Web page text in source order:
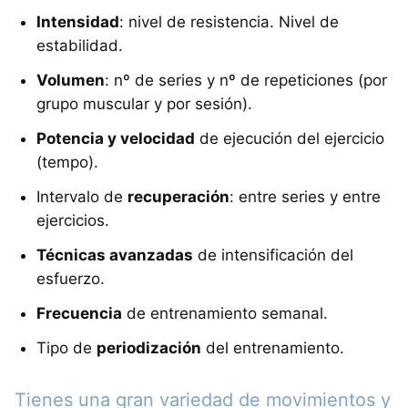
Intensidad: nivel de resistencia. Nivel de
estabilidad.
Volumen: nº de series y nº de repeticiones (por
grupo muscular y por sesión).
Potencia y velocidad de ejecución del ejercicio
(tempo).
Intervalo de recuperación: entre series y entre
ejercicios.
Técnicas avanzadas de intensificación del
esfuerzo.
Frecuencia de entrenamiento semanal.
Tipo de periodización del entrenamiento.
Tienes una gran variedad de movimientos y